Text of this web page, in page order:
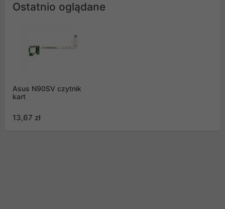
Ostatnio oglądane
Asus N90SV czytnik
kart
13,67 zł